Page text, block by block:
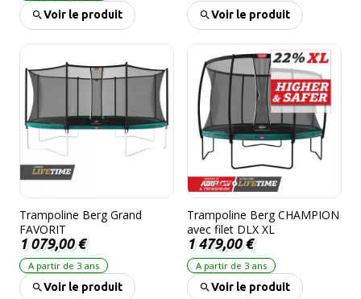
Voir le produit Voir le produit
Trampoline Berg Grand
FAVORIT
1 079,00 €
A partir de 3 ans
Voir le produit
Trampoline Berg CHAMPION
avec filet DLX XL
1 479,00 €
A partir de 3 ans
Voir le produit